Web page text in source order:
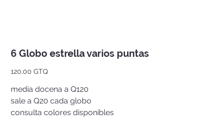
6 Globo estrella varios puntas
Precio
120,00 GTQ
media docena a Q120
sale a Q20 cada globo
consulta colores disponibles